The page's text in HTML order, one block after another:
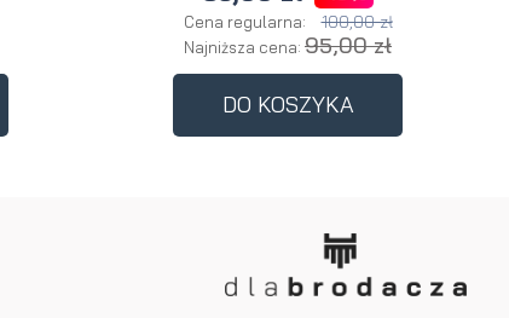
Cena regularna: 100,00 zł
Najniższa cena: 95,00 zł
DO KOSZYKA